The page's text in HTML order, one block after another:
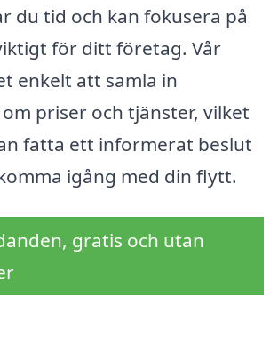
du tid och kan fokusera på
för ditt företag. Vår
enkelt att samla in
priser och tjänster, vilket
fatta ett informerat beslut
igång med din flytt.
gratis och utan